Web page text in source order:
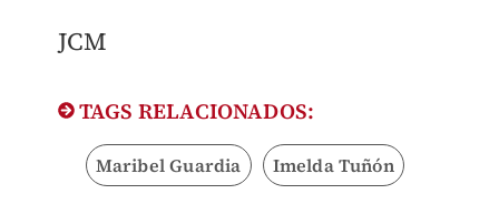
JCM
TAGS RELACIONADOS:
Maribel Guardia Imelda Tuñón